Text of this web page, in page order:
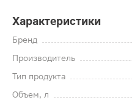
Характеристики
Бренд
Производитель
Тип продукта
Объем, л